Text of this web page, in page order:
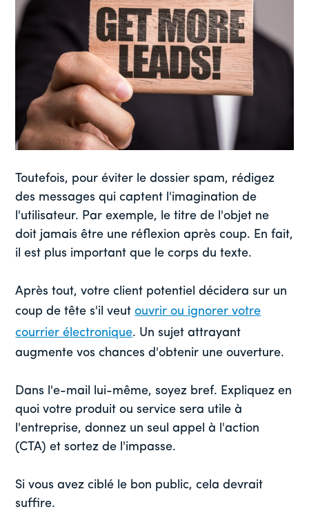
Toutefois, pour éviter le dossier spam, rédigez
des messages qui captent l'imagination de
l'utilisateur. Par exemple, le titre de l'objet ne
doit jamais être une réflexion après coup. En fait,
il est plus important que le corps du texte.
Après tout, votre client potentiel décidera sur un
coup de tête s'il veutouvrir ou ignorer votre
courrier électronique. Un sujet attrayant
augmente vos chances d'obtenir une ouverture.
Dans l'e-mail lui-même, soyez bref. Expliquez en
quoi votre produit ou service sera utile à
l'entreprise, donnez un seul appel à l'action
(CTA) et sortez de l'impasse.
Si vous avez ciblé le bon public, cela devrait
suffire.